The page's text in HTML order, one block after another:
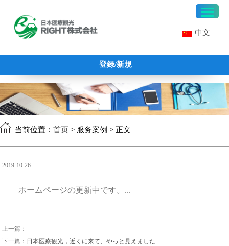
中文
登録/新規
当前位置： 首页 > 服务案例 > 正文
2019-10-26
ホームページの更新中です。...
上一篇：
下一篇： 日本医療観光，近くに来て、やっと見えました